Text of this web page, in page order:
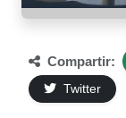
Compartir:
Twitter